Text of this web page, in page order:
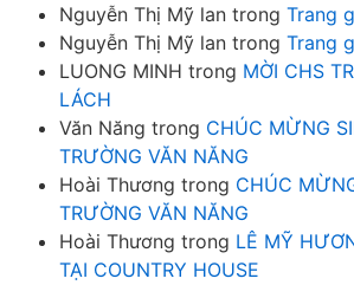
Nguyễn Thị Mỹ lan trong Trang
Nguyễn Thị Mỹ lan trong Trang
LUONG MINH trong MỜI CHS
LÁCH
Văn Năng trong CHÚC MỪNG
TRƯỜNG VĂN NĂNG
Hoài Thương trong CHÚC
TRƯỜNG VĂN NĂNG
Hoài Thương trong LÊ MỸ
TẠI COUNTRY HOUSE